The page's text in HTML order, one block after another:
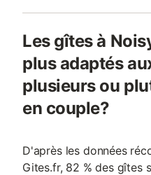
Les gîtes à
plus adaptés
plusieurs ou
en couple?
D'après les données
Gites.fr, 82 % des gîtes